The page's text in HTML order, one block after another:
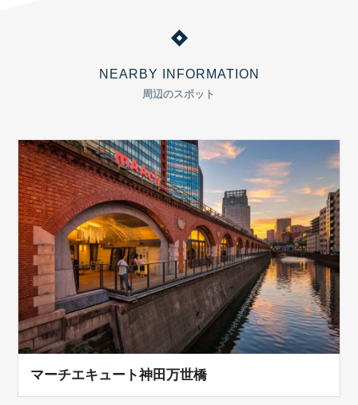
NEARBY INFORMATION
周辺のスポット
マーチエキュート神田万世橋